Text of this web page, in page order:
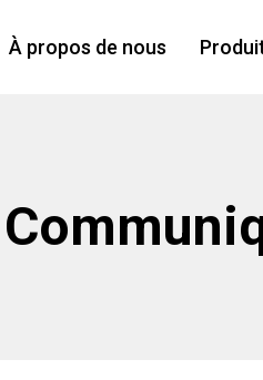
À propos de nous